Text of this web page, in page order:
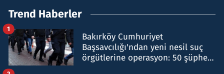
Trend Haberler
Bakırköy Cumhuriyet
Başsavcılığı'ndan yeni nesil suç
örgütlerine operasyon: 50 şüpheli
1